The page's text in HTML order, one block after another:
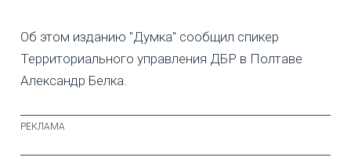
Об этом изданию "Думка" сообщил спикер
Территориального управления ДБР в Полтаве
Александр Белка.